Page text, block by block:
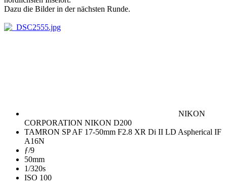
Dazu die Bilder in der nächsten Runde.
NIKON
CORPORATION NIKON D200
TAMRON SP AF 17-50mm F2.8 XR Di II LD Aspherical IF
A16N
ƒ/9
50mm
1/320s
ISO 100